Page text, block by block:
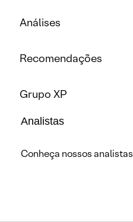
Análises
Recomendações
Grupo XP
Analistas
Conheça nossos analistas